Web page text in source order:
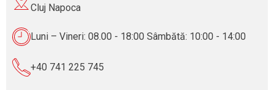
Cluj Napoca
Luni – Vineri: 08.00 - 18:00 Sâmbătă: 10:00 - 14:00
+40 741 225 745